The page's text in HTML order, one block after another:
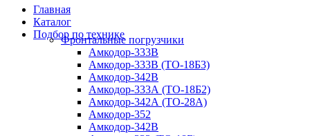
Главная
Каталог
Подбор по технике
Фронтальные погрузчики
Амкодор-333В
Амкодор-333В (ТО-18Б3)
Амкодор-342В
Амкодор-333А (ТО-18Б2)
Амкодор-342А (ТО-28А)
Амкодор-352
Амкодор-342В